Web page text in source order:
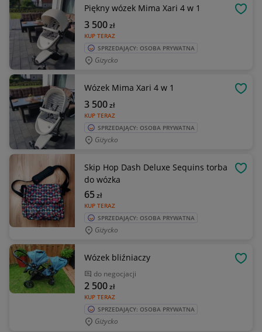
Piękny wózek Mima Xari 4 w 1
KUP TERAZ
3 500zł
SPRZEDAJĄCY: OSOBA PRYWATNA
Gizycko
Wózek Mima Xari 4 w 1
KUP TERAZ
3 500zł
SPRZEDAJĄCY: OSOBA PRYWATNA
Giżycko
Skip Hop Dash Deluxe Sequins torba
do wózka
KUP TERAZ
65zł
SPRZEDAJĄCY: OSOBA PRYWATNA
Giżycko
Wózek bliźniaczy
do negocjacji
KUP TERAZ
2 500zł
SPRZEDAJĄCY: OSOBA PRYWATNA
Giżycko